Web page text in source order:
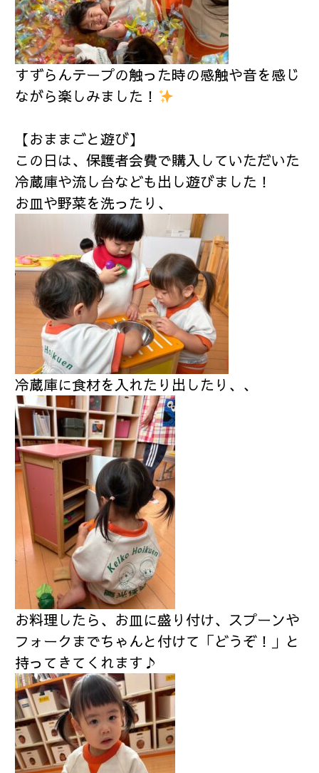
すずらんテープの触った時の感触や音を感じ
ながら楽しみました！
【おままごと遊び】
この日は、保護者会費で購入していただいた
冷蔵庫や流し台なども出し遊びました！
お皿や野菜を洗ったり、
冷蔵庫に食材を入れたり出したり、、
お料理したら、お皿に盛り付け、スプーンや
フォークまでちゃんと付けて「どうぞ！」と
持ってきてくれます♪